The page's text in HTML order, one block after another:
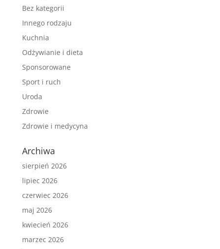
Bez kategorii
Innego rodzaju
Kuchnia
Odżywianie i dieta
Sponsorowane
Sport i ruch
Uroda
Zdrowie
Zdrowie i medycyna
Archiwa
sierpień 2026
lipiec 2026
czerwiec 2026
maj 2026
kwiecień 2026
marzec 2026